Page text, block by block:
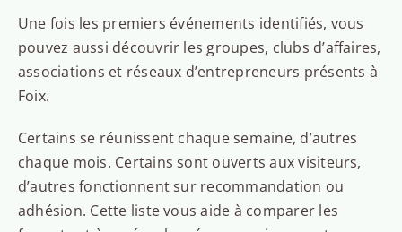
Une fois les premiers événements identifiés, vous
pouvez aussi découvrir les groupes, clubs d’affaires,
associations et réseaux d’entrepreneurs présents à
Foix.
Certains se réunissent chaque semaine, d’autres
chaque mois. Certains sont ouverts aux visiteurs,
d’autres fonctionnent sur recommandation ou
adhésion. Cette liste vous aide à comparer les